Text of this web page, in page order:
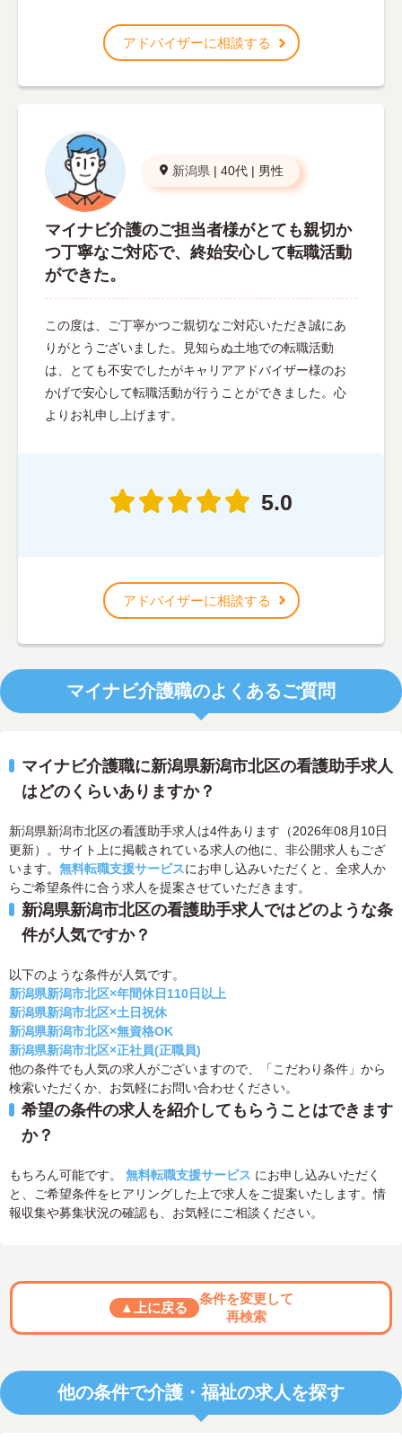
アドバイザーに相談する
新潟県 | 40代 | 男性
マイナビ介護のご担当者様がとても親切か
つ丁寧なご対応で、終始安心して転職活動
ができた。
この度は、ご丁寧かつご親切なご対応いただき誠にあ
りがとうございました。見知らぬ土地での転職活動
は、とても不安でしたがキャリアアドバイザー様のお
かげで安心して転職活動が行うことができました。心
よりお礼申し上げます。
5.0
アドバイザーに相談する
マイナビ介護職のよくあるご質問
マイナビ介護職に新潟県新潟市北区の看護助手求人
はどのくらいありますか？
新潟県新潟市北区の看護助手求人は4件あります（2026年08月10日
更新）。サイト上に掲載されている求人の他に、非公開求人もござ
います。 無料転職支援サービスにお申し込みいただくと、全求人か
らご希望条件に合う求人を提案させていただきます。
新潟県新潟市北区の看護助手求人ではどのような条
件が人気ですか？
以下のような条件が人気です。
新潟県新潟市北区×年間休日110日以上
新潟県新潟市北区×土日祝休
新潟県新潟市北区×無資格OK
新潟県新潟市北区×正社員(正職員)
他の条件でも人気の求人がございますので、「こだわり条件」から
検索いただくか、お気軽にお問い合わせください。
希望の条件の求人を紹介してもらうことはできます
か？
もちろん可能です。 無料転職支援サービス にお申し込みいただく
と、ご希望条件をヒアリングした上で求人をご提案いたします。情
報収集や募集状況の確認も、お気軽にご相談ください。
▲上に戻る
条件を変更して
再検索
他の条件で介護・福祉の求人を探す